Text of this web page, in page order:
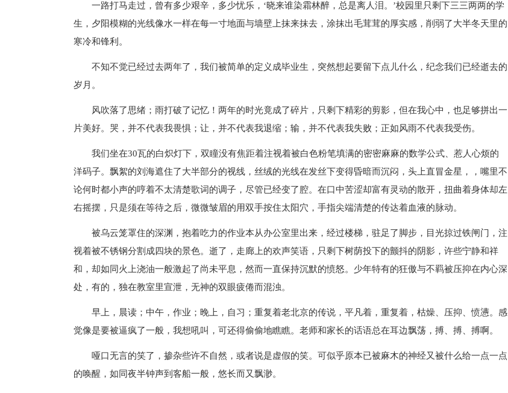
一路打马走过，曾有多少艰辛，多少忧乐，‘晓来谁染霜林醉，总是离人泪。’校园里只剩下三三两两的学
生，夕阳模糊的光线像水一样在每一寸地面与墙壁上抹来抹去，涂抹出毛茸茸的厚实感，削弱了大半冬天里的
寒冷和锋利。
不知不觉已经过去两年了，我们被简单的定义成毕业生，突然想起要留下点儿什么，纪念我们已经逝去的
岁月。
风吹落了思绪；雨打破了记忆！两年的时光竟成了碎片，只剩下精彩的剪影，但在我心中，也足够拼出一
片美好。哭，并不代表我畏惧；让，并不代表我退缩；输，并不代表我失败；正如风雨不代表我受伤。
我们坐在30瓦的白炽灯下，双瞳没有焦距着注视着被白色粉笔填满的密密麻麻的数学公式、惹人心烦的
洋码子。飘絮的刘海遮住了大半部分的视线，丝绒的光线在发丝下变得昏暗而沉闷，头上直冒金星，，嘴里不
论何时都小声的哼着不太清楚歌词的调子，尽管已经变了腔。在口中苦涩却富有灵动的散开，扭曲着身体却左
右摇摆，只是须在等待之后，微微皱眉的用双手按住太阳穴，手指尖端清楚的传达着血液的脉动。
被乌云笼罩住的深渊，抱着吃力的作业本从办公室里出来，经过楼梯，驻足了脚步，目光掠过铁闸门，注
视着被不锈钢分割成四块的景色。逝了，走廊上的欢声笑语，只剩下树荫投下的颤抖的阴影，许些宁静和祥
和，却如同火上浇油一般激起了尚未平息，然而一直保持沉默的愤怒。少年特有的狂傲与不羁被压抑在内心深
处，有的，独在教室里宣泄，无神的双眼疲倦而混浊。
早上，晨读；中午，作业；晚上，自习；重复着老北京的传说，平凡着，重复着，枯燥、压抑、愤懑。感
觉像是要被逼疯了一般，我想吼叫，可还得偷偷地瞧瞧。老师和家长的话语总在耳边飘荡，搏、搏、搏啊。
哑口无言的笑了，掺杂些许不自然，或者说是虚假的笑。可似乎原本已被麻木的神经又被什么给一点一点
的唤醒，如同夜半钟声到客船一般，悠长而又飘渺。